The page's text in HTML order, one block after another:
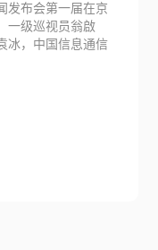
发布会第一届在京
一级巡视员翁啟
冰，中国信息通信